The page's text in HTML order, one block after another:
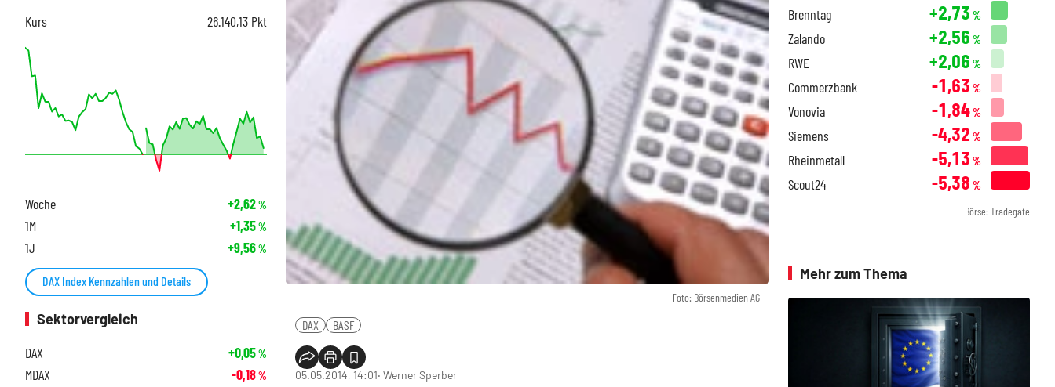
Foto: Börsenmedien AG
DAX BASF
05.05.2014, 14:01‧ Werner Sperber
Kurs 26.140,13 Pkt
Woche +2,62%
1M +1,35%
1J +9,56%
DAX Index Kennzahlen und Details
Sektorvergleich
DAX
+0,05%
MDAX -0,18%
Brenntag +2,73 %
Zalando +2,56 %
RWE +2,06 %
Commerzbank -1,63 %
Vonovia -1,84%
Siemens -4,32 %
Rheinmetall -5,13 %
Scout24 -5,38 %
Börse: Tradegate
Mehr zum Thema